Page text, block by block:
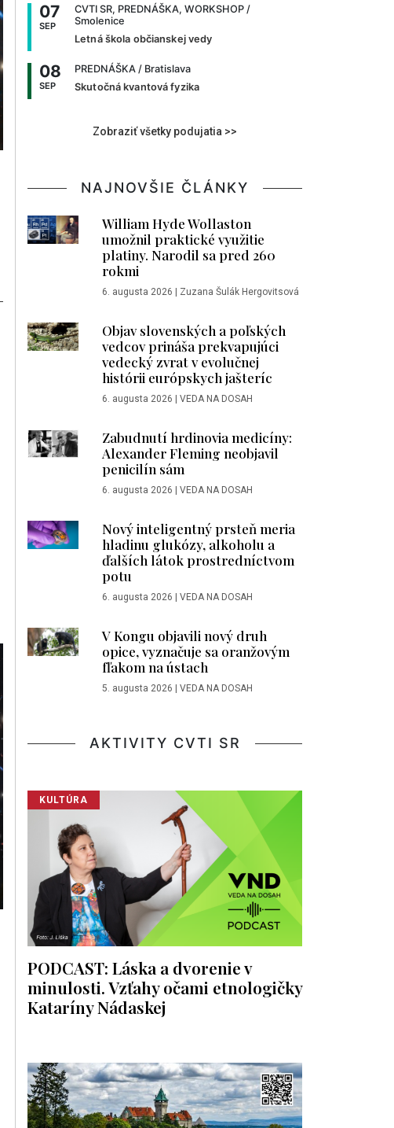
07
SEP
CVTI SR, PREDNÁŠKA, WORKSHOP /
Smolenice
Letná škola občianskej vedy
08
SEP
PREDNÁŠKA / Bratislava
Skutočná kvantová fyzika
Zobraziť všetky podujatia >>
NAJNOVŠIE ČLÁNKY
William Hyde Wollaston
umožnil praktické využitie
platiny. Narodil sa pred 260
rokmi
6. augusta 2026 | Zuzana Šulák Hergovitsová
Objav slovenských a poľských
vedcov prináša prekvapujúci
vedecký zvrat v evolučnej
histórii európskych jašteríc
6. augusta 2026 | VEDA NA DOSAH
Zabudnutí hrdinovia medicíny:
Alexander Fleming neobjavil
penicilín sám
6. augusta 2026 | VEDA NA DOSAH
Nový inteligentný prsteň meria
hladinu glukózy, alkoholu a
ďalších látok prostredníctvom
potu
6. augusta 2026 | VEDA NA DOSAH
V Kongu objavili nový druh
opice, vyznačuje sa oranžovým
fľakom na ústach
5. augusta 2026 | VEDA NA DOSAH
AKTIVITY CVTI SR
KULTÚRA
PODCAST: Láska a dvorenie v
minulosti. Vzťahy očami etnologičky
Kataríny Nádaskej